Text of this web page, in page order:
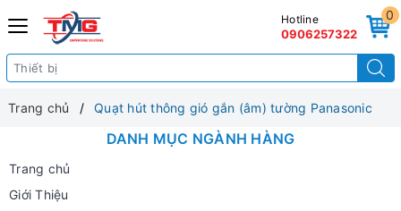
0
Hotline
0906257322
Trang chủ Quạt hút thông gió gắn (âm) tường Panasonic
DANH MỤC NGÀNH HÀNG
Trang chủ
Giới Thiệu